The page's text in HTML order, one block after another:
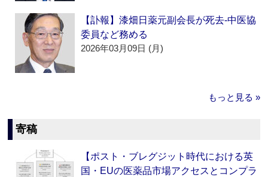
【訃報】漆畑日薬元副会長が死去‐中医協
委員など務める
2026年03月09日 (月)
もっと見る »
寄稿
【ポスト・ブレグジット時代における英
国・EUの医薬品市場アクセスとコンプラ